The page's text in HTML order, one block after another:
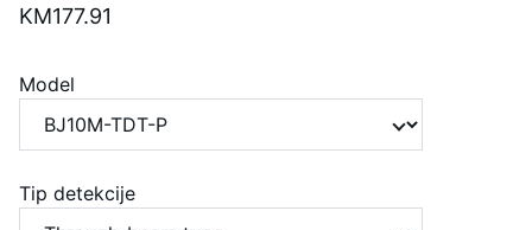
KM177.91
Model
Tip detekcije